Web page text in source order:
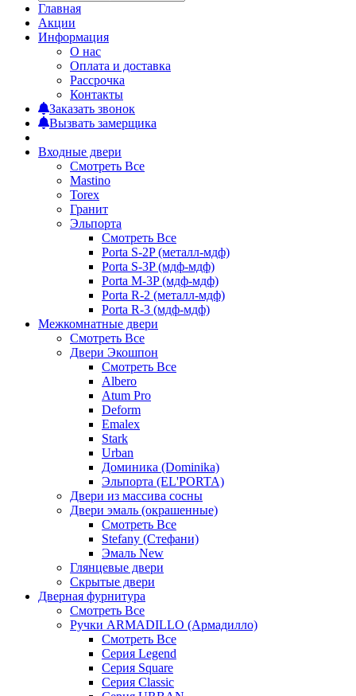
Главная
Акции
Информация
О нас
Оплата и доставка
Рассрочка
Контакты
Заказать звонок
Вызвать замерщика
Входные двери
Смотреть Все
Mastino
Torex
Гранит
Эльпорта
Смотреть Все
Porta S-2P (металл-мдф)
Porta S-3P (мдф-мдф)
Porta M-3P (мдф-мдф)
Porta R-2 (металл-мдф)
Porta R-3 (мдф-мдф)
Межкомнатные двери
Смотреть Все
Двери Экошпон
Смотреть Все
Albero
Atum Pro
Deform
Emalex
Stark
Urban
Доминика (Dominika)
Эльпорта (EL'PORTA)
Двери из массива сосны
Двери эмаль (окрашенные)
Смотреть Все
Stefany (Стефани)
Эмаль New
Глянцевые двери
Скрытые двери
Дверная фурнитура
Смотреть Все
Ручки ARMADILLO (Армадилло)
Смотреть Все
Серия Legend
Серия Square
Серия Classic